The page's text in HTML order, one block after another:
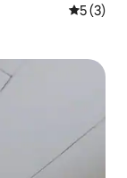
Note
5 (3)